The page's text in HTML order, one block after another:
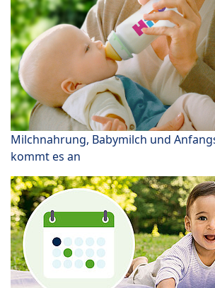
Milchnahrung, Babymilch und
kommt es an